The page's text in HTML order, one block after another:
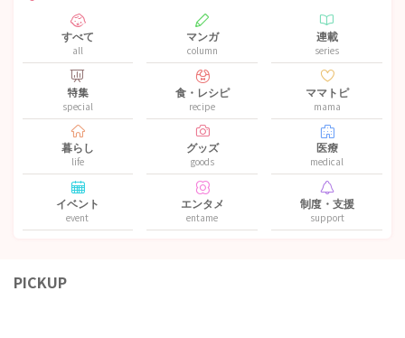
すべて
all
マンガ
column
連載
series
特集
special
食・レシピ
recipe
ママトピ
mama
暮らし
life
グッズ
goods
医療
medical
イベント
event
エンタメ
entame
制度・支援
support
PICKUP